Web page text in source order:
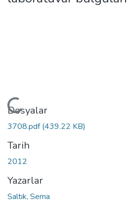
Yükleniyor...
Dosyalar
3708.pdf(439.22 KB)
Tarih
2012
Yazarlar
Saltık, Sema